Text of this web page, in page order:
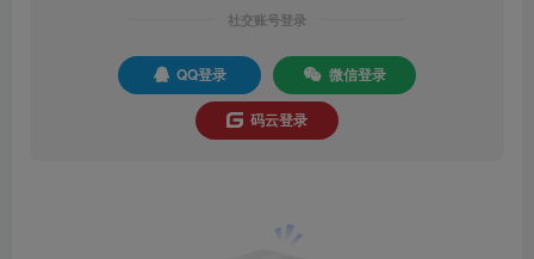
社交账号登录
QQ登录 微信登录
码云登录